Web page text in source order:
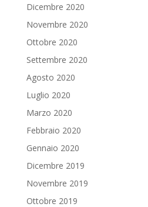
Dicembre 2020
Novembre 2020
Ottobre 2020
Settembre 2020
Agosto 2020
Luglio 2020
Marzo 2020
Febbraio 2020
Gennaio 2020
Dicembre 2019
Novembre 2019
Ottobre 2019